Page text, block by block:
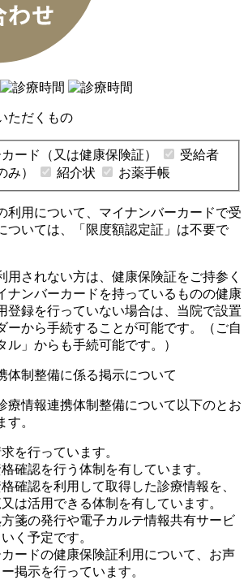
ただくもの
ード （又は健康保険証）
み）
紹介状 お薬手帳
利用について、マイナンバーカードで受
ついては、「限度額認定証」は不要で
用されない方は、健康保険証をご持参く
ナンバーカードを持っているものの健康
登録を行っていない場合は、当院で設置
ーから手続することが可能です。（ご自
ル」からも手続可能です。）
体制整備に係る掲示について
療情報連携体制整備について以下のとお
す。
を行っています。
確認を行う体制を有しています。
確認を利用して取得した診療情報を、
は活用できる体制を有しています。
箋の発行や電子カルテ情報共有サービ
く予定です。
ードの健康保険証利用について、お声
掲示を行っています。